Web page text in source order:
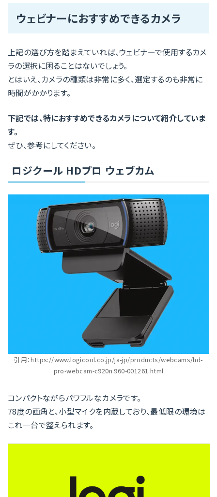
ウェビナーにおすすめできるカメラ
上記の選び方を踏まえていれば、ウェビナーで使用するカメ
ラの選択に困ることはないでしょう。
とはいえ、カメラの種類は非常に多く、選定するのも非常に
時間がかかります。
下記では、特におすすめできるカメラについて紹介していま
す。
ぜひ、参考にしてください。
ロジクール HDプロ ウェブカム
引用：https://www.logicool.co.jp/ja-jp/products/webcams/hd-
pro-webcam-c920n.960-001261.html
コンパクトながらパワフルなカメラです。
78度の画角と、小型マイクを内蔵しており、最低限の環境は
これ一台で整えられます。